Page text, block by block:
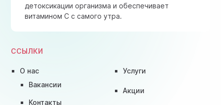
ССЫЛКИ
О нас
Вакансии
Контакты
Услуги
Акции
детоксикации организма и обеспечивает
витамином C с самого утра.